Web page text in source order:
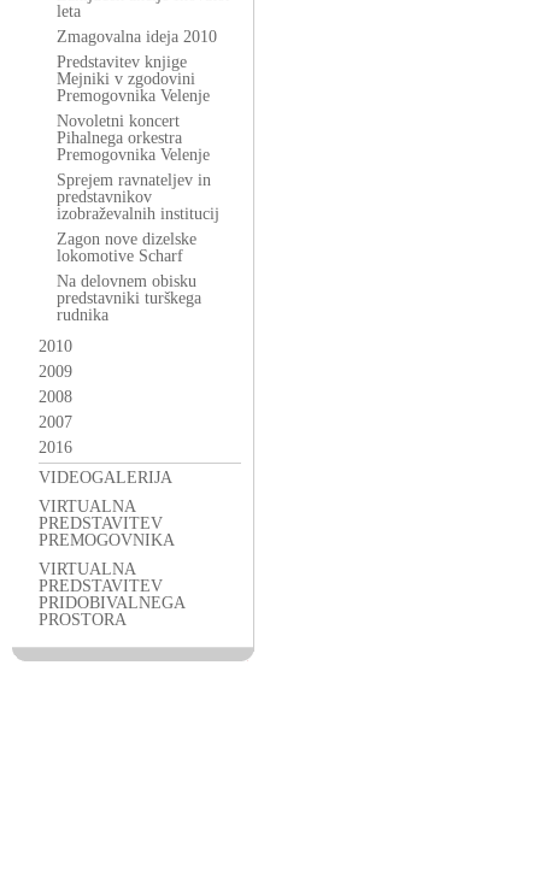
leta
Zmagovalna ideja 2010
Predstavitev knjige
Mejniki v zgodovini
Premogovnika Velenje
Novoletni koncert
Pihalnega orkestra
Premogovnika Velenje
Sprejem ravnateljev in
predstavnikov
izobraževalnih institucij
Zagon nove dizelske
lokomotive Scharf
Na delovnem obisku
predstavniki turškega
rudnika
2010
2009
2008
2007
2016
VIDEOGALERIJA
VIRTUALNA
PREDSTAVITEV
PREMOGOVNIKA
VIRTUALNA
PREDSTAVITEV
PRIDOBIVALNEGA
PROSTORA